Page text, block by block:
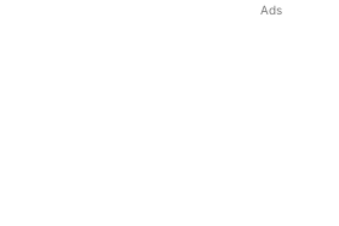
Ads